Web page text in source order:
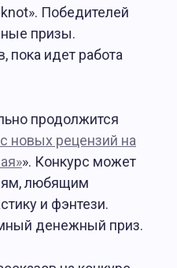
Победителей
призы.
пока идет работа
продолжится
новых рецензий на
». Конкурс может
любящим
и фэнтези.
денежный приз.